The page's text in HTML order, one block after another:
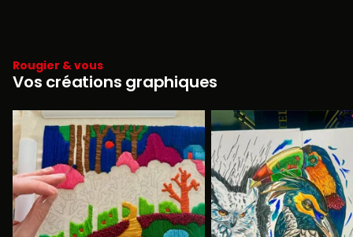
Rougier & vous
Vos créations graphiques